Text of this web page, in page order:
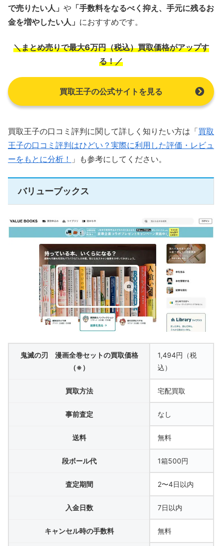
で売りたい人」 や 「手数料をなるべく抑え、手元に残るお
金を増やしたい人」 におすすめです。
＼まとめ売りで最大6万円（税込）買取価格がアップす
る！／
買取王子の公式サイトを見る
買取王子の口コミ評判に関して詳しく知りたい方は「買取
王子の口コミ評判はひどい？実際に利用した評価・レビュ
ーをもとに分析！
」も参考にしてください。
バリューブックス
鬼滅の刃 漫画全巻セットの買取価格
（※）
1,494円（税
込）
買取方法 宅配買取
事前査定 なし
送料 無料
段ボール代 1箱500円
査定期間 2〜4日以内
入金日数 7日以内
キャンセル時の手数料 無料